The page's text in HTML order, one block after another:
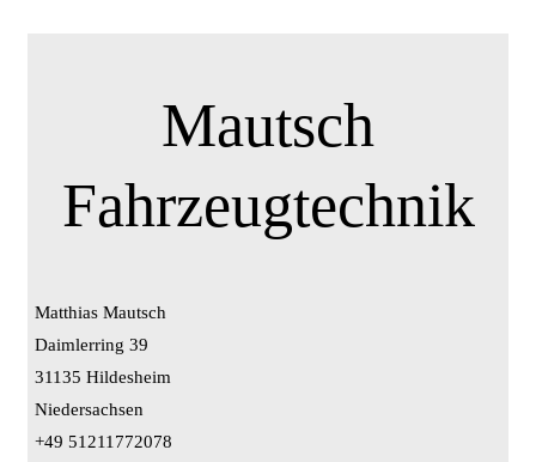
Mautsch
Fahrzeugtechnik
Matthias Mautsch
Daimlerring 39
31135 Hildesheim
Niedersachsen
+49 51211772078